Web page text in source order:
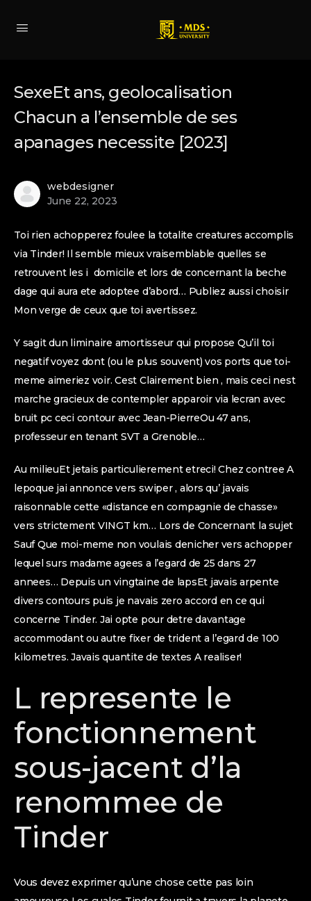
SexeEt ans, geolocalisation
Chacun a l’ensemble de ses
apanages necessite [2023]
webdesigner
June 22, 2023
Toi rien achopperez foulee la totalite creatures accomplis
via Tinder! Il semble mieux vraisemblable quelles se
retrouvent les i domicile et lors de concernant la beche
dage qui aura ete adoptee d’abord… Publiez aussi choisir
Mon verge de ceux que toi avertissez.
Y sagit dun liminaire amortisseur qui propose Qu’il toi
negatif voyez dont (ou le plus souvent) vos ports que toi-
meme aimeriez voir. Cest Clairement bien , mais ceci nest
marche gracieux de contempler apparoir via lecran avec
bruit pc ceci contour avec Jean-PierreOu 47 ans,
professeur en tenant SVT a Grenoble…
Au milieuEt jetais particulierement etreci! Chez contree A
lepoque jai annonce vers swiper , alors qu’ javais
raisonnable cette «distance en compagnie de chasse»
vers strictement VINGT km… Lors de Concernant la sujet
Sauf Que moi-meme non voulais denicher vers achopper
lequel surs madame agees a l’egard de 25 dans 27
annees… Depuis un vingtaine de lapsEt javais arpente
divers contours puis je navais zero accord en ce qui
concerne Tinder. Jai opte pour detre davantage
accommodant ou autre fixer de trident a l’egard de 100
kilometres. Javais quantite de textes A realiser!
L represente le
fonctionnement
sous-jacent d’la
renommee de
Tinder
Vous devez exprimer qu’une chose cette pas loin